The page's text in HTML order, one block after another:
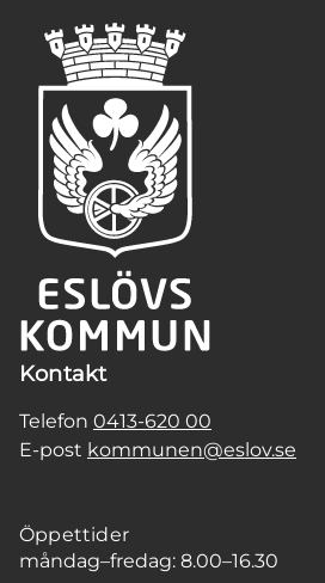
Kontakt
Telefon 0413-620 00
E-post kommunen@eslov.se
Öppettider
måndag–fredag: 8.00–16.30